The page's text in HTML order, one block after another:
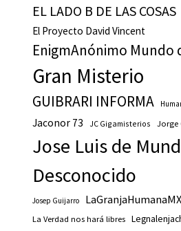
EL LADO B DE LAS COSAS
El Proyecto David Vincent
EnigmAnónimo Mundo
Gran Misterio
GUIBRARI INFORMA
Jaconor 73 JC Gigamisterios Jorge
Jose Luis de
Desconocido
Josep Guijarro LaGranjaHumanaMX
La Verdad nos hará libres